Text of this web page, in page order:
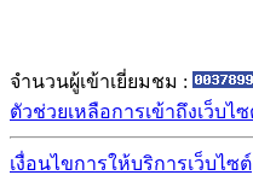
จำนวนผู้เข้าเยี่ยมชม :
ตัวช่วยเหลือการเข้าถึงเว็บไ
เงื่อนไขการให้บริการเว็บไซต์